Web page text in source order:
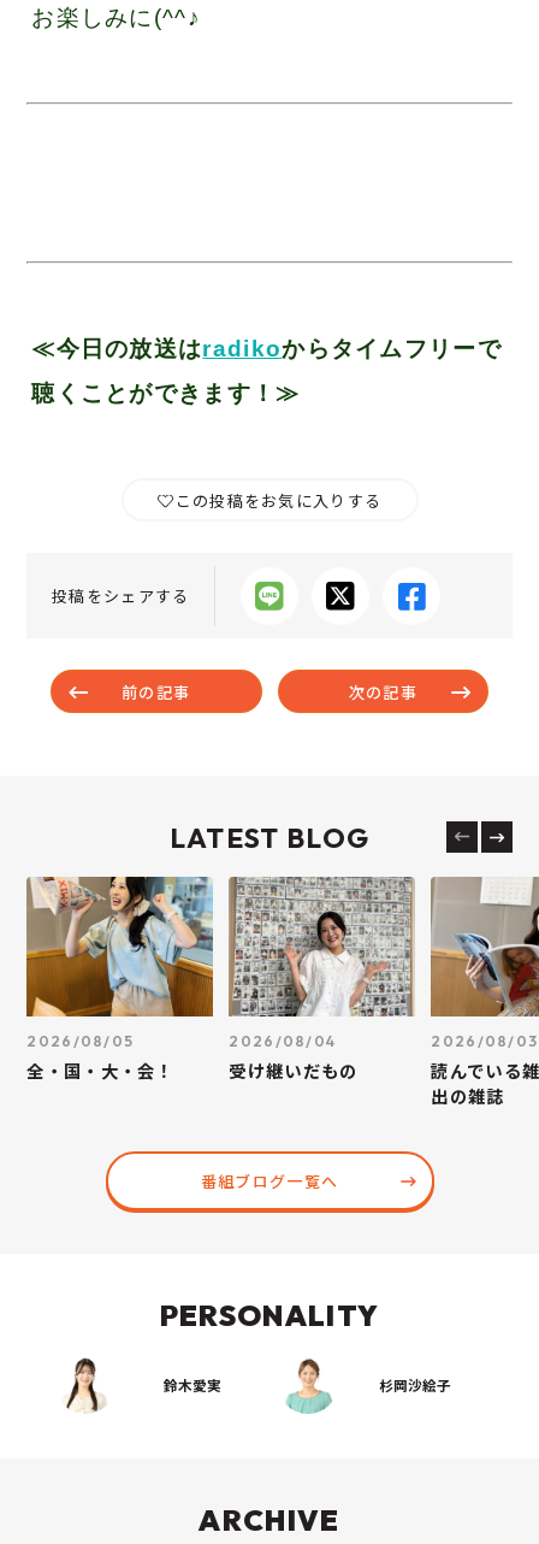
お楽しみに(^^♪
≪今日の放送はradikoからタイムフリーで
聴くことができます！≫
この投稿をお気に入りする
投稿をシェアする
前の記事 次の記事
LATEST BLOG
2026/08/05
全・国・大・会！
2026/08/04
受け継いだもの
2026/08/03
読んでいる
出の雑誌
番組ブログ一覧へ
PERSONALITY
鈴木愛実 杉岡沙絵子
ARCHIVE